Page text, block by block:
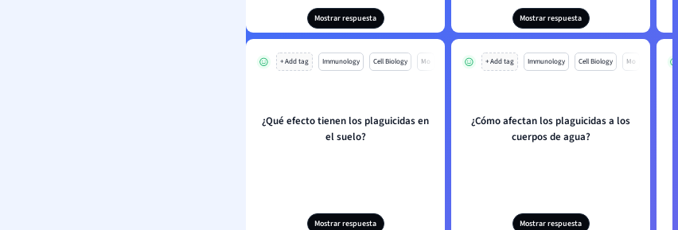
Mostrar respuesta Mostrar respuesta
+ Add tag Immunology Cell Biology Mo
¿Qué efecto tienen los plaguicidas en
el suelo?
Mostrar respuesta
+ Add tag Immunology Cell Biology Mo
¿Cómo afectan los plaguicidas a los
cuerpos de agua?
Mostrar respuesta